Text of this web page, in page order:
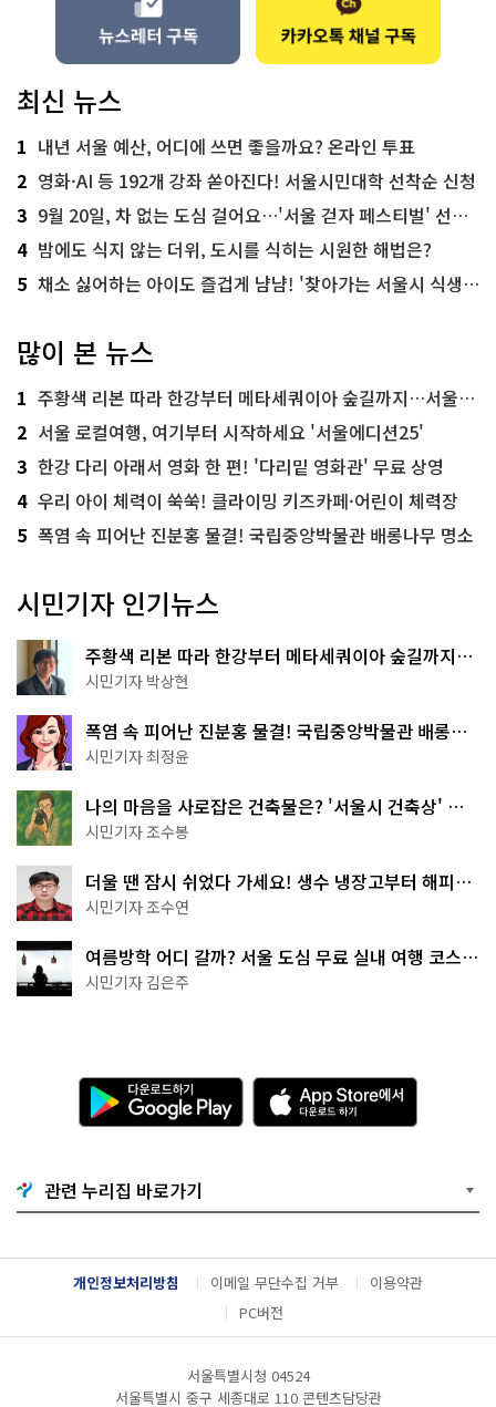
최신 뉴스
1 내년 서울 예산, 어디에 쓰면 좋을까요? 온라인 투표
2 영화·AI 등 192개 강좌 쏟아진다! 서울시민대학 선착순 신청
3 9월 20일, 차 없는 도심 걸어요…'서울 걷자 페스티벌' 선착순 5천명
4 밤에도 식지 않는 더위, 도시를 식히는 시원한 해법은?
5 채소 싫어하는 아이도 즐겁게 냠냠! '찾아가는 서울시 식생활 교육' 현장
많이 본 뉴스
1 주황색 리본 따라 한강부터 메타세쿼이아 숲길까지…서울둘레길 15코스
2 서울 로컬여행, 여기부터 시작하세요 '서울에디션25'
3 한강 다리 아래서 영화 한 편! '다리밑 영화관' 무료 상영
4 우리 아이 체력이 쑥쑥! 클라이밍 키즈카페·어린이 체력장
5 폭염 속 피어난 진분홍 물결! 국립중앙박물관 배롱나무 명소
시민기자 인기뉴스
주황색 리본 따라 한강부터 메타세쿼이아 숲길까지…
서울둘레길 15코스
시민기자 박상현
폭염 속 피어난 진분홍 물결! 국립중앙박물관 배롱나
무 명소
시민기자 최정윤
나의 마음을 사로잡은 건축물은? '서울시 건축상' 수
상작 공개!
시민기자 조수봉
더울 땐 잠시 쉬었다 가세요! 생수 냉장고부터 해피소
·무더위쉼터까지
시민기자 조수연
여름방학 어디 갈까? 서울 도심 무료 실내 여행 코스
추천
시민기자 김은주
다
운
로
기
G
o
g
l
e
l
A
p
p
e
서
다
운
드
관련 누리집 바로가기
개인정보처리방침 이메일 무단수집 거부
이용약관
PC버전
서울특별시청 04524
서울특별시 중구 세종대로 110 콘텐츠담당관